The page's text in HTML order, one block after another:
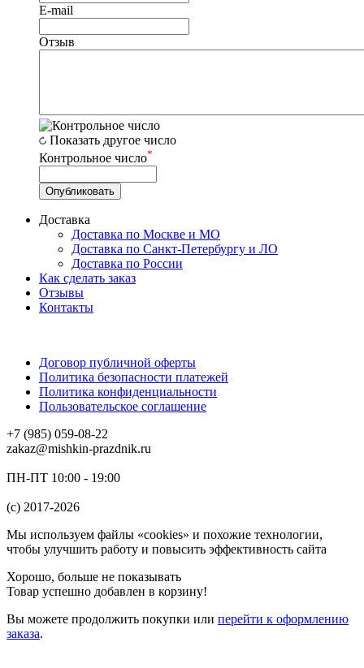
E-mail
Отзыв
Показать другое число
Контрольное число*
Доставка
Доставка по Москве и МО
Доставка по Санкт-Петербургу и ЛО
Доставка по России
Как сделать заказ
Отзывы
Контакты
Договор публичной оферты
Политика безопасности платежей
Политика конфиденциальности
Пользовательское соглашение
+7 (985) 059-08-22
zakaz@mishkin-prazdnik.ru
ПН-ПТ 10:00 - 19:00
(c) 2017-2026
Мы используем файлы «cookies» и похожие технологии,
чтобы улучшить работу и повысить эффективность сайта
Хорошо, больше не показывать
Товар успешно добавлен в корзину!
Вы можете продолжить покупки или перейти к оформлению
заказа.